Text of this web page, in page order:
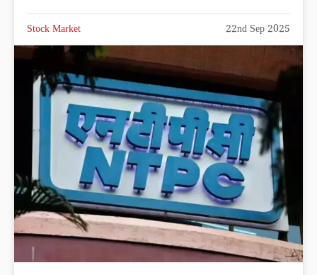
Stock Market 22nd Sep 2025